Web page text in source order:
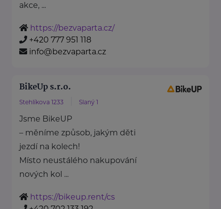
akce, ...
https://bezvaparta.cz/
+420 777 951 118
info@bezvaparta.cz
BikeUp s.r.o.
Stehlíkova 1233 Slaný 1
Jsme BikeUP
– měníme způsob, jakým děti
jezdí na kolech!
Místo neustálého nakupování
nových kol ...
https://bikeup.rent/cs